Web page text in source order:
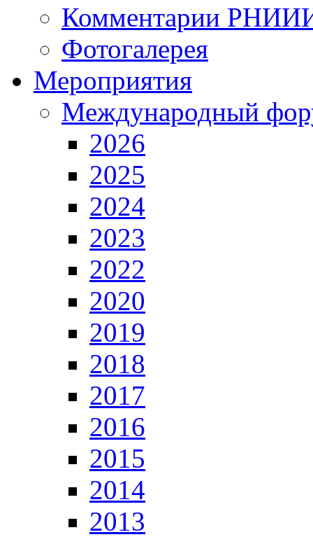
Комментарии
Фотогалерея
Мероприятия
Международный
2026
2025
2024
2023
2022
2020
2019
2018
2017
2016
2015
2014
2013